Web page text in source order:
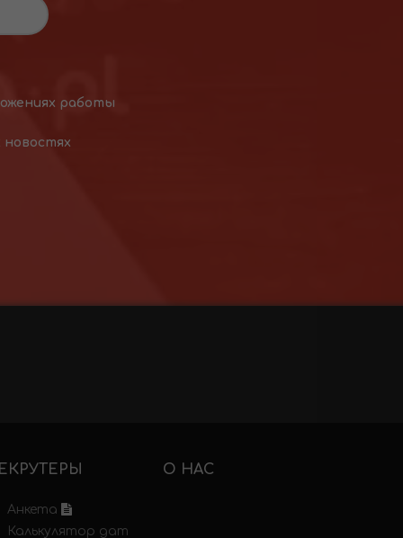
работы
новостях
Анкета
Калькулятор дат
О НАС